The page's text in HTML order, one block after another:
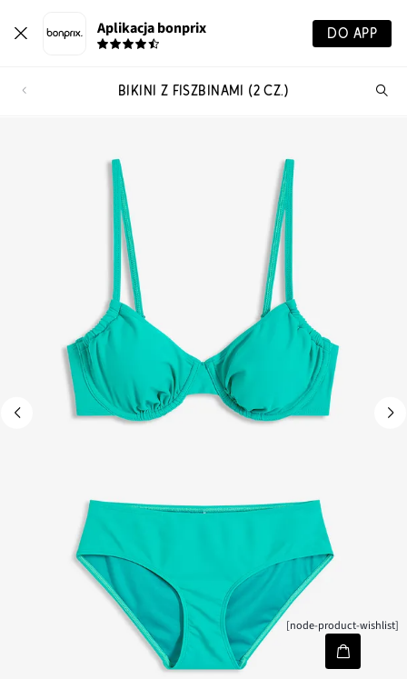
Aplikacja bonprix DO APP
BIKINI Z FISZBINAMI (2 CZ.)
[node-product-wishlist]